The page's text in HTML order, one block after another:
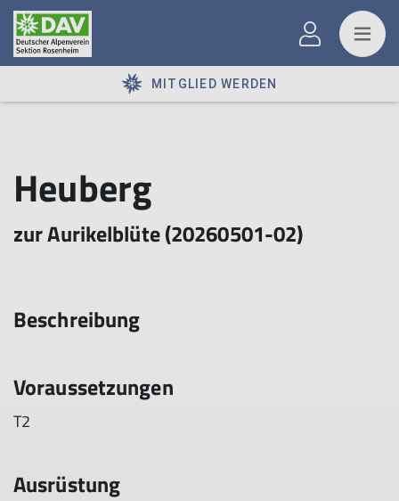
MITGLIED WERDEN
Heuberg
zur Aurikelblüte (20260501-02)
Beschreibung
Voraussetzungen
T2
Ausrüstung